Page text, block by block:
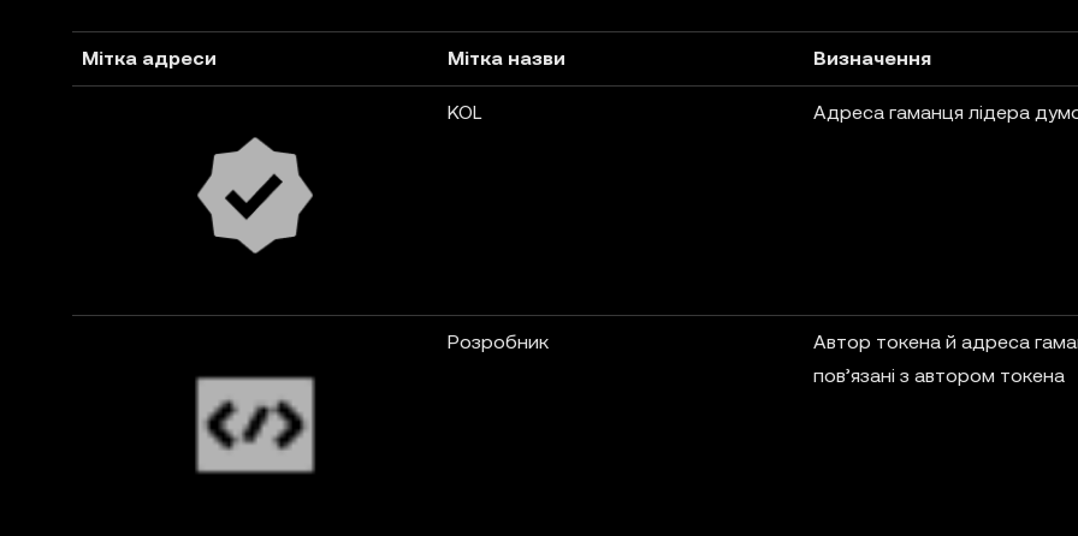
Мітка адреси Мітка назви Визначення
KOL Адреса гаманця лідера
Розробник
Автор токена й адреса
пов’язані з автором токена